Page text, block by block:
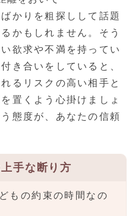
かりを粗探しして話題
かもしれません。そう
欲求や不満を持ってい
き合いをしていると、
るリスクの高い相手と
置くよう心掛けましょ
態度が、あなたの信頼
手な断り方
もの約束の時間なの